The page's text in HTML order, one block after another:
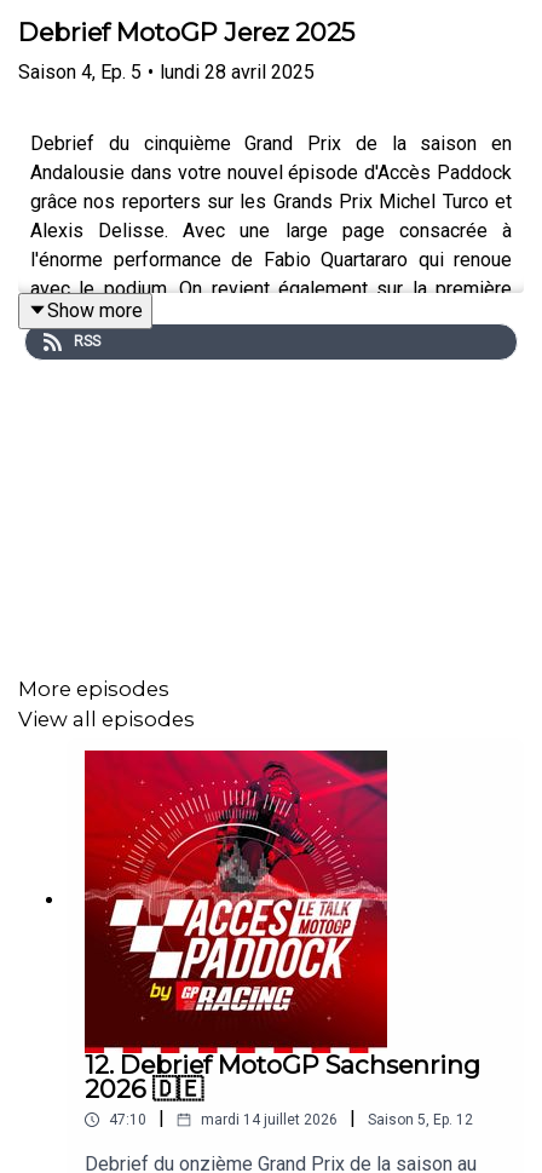
Debrief MotoGP Jerez 2025
Saison 4, Ep. 5 • lundi 28 avril 2025
Debrief du cinquième Grand Prix de la saison en
Andalousie dans votre nouvel épisode d'Accès Paddock
grâce nos reporters sur les Grands Prix Michel Turco et
Alexis Delisse. Avec une large page consacrée à
l'énorme performance de Fabio Quartararo qui renoue
avec le podium. On revient également sur la première
victoire en MotoGP d'Alex Marquez, la bourde de Marc
Marquez, le joli coup de Maverick Viñales ou encore le
Show more
RSS
More episodes
View all episodes
12. Debrief MotoGP Sachsenring
2026 🇩🇪
47:10 | mardi 14 juillet 2026 | Saison 5, Ep. 12
Debrief du onzième Grand Prix de la saison au